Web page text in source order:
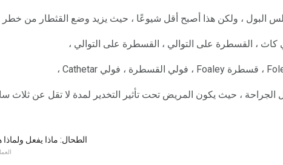
البول ، ولكن هذا أصبح أقل شيوعًا ، حيث يزيد وضع القثطار من خطر
كاث ، القسطرة على التوالي ، القسطرة على التوالي ،
، حيث يكون المريض تحت تأثير التخدير لمدة لا تقل عن ثلاث
الطحال: ماذا يفعل